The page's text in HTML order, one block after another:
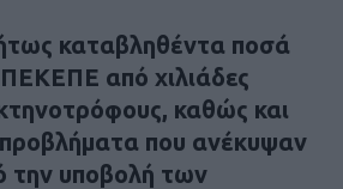
καταβληθέντα ποσά
από χιλιάδες
καθώς και
που ανέκυψαν
την υποβολή των